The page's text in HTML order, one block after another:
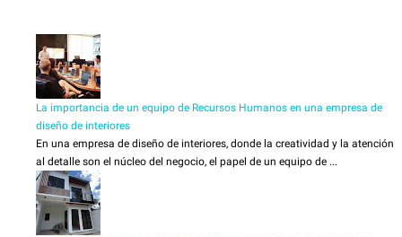
La importancia de un equipo de Recursos Humanos en una empresa de
diseño de interiores
En una empresa de diseño de interiores, donde la creatividad y la atención
al detalle son el núcleo del negocio, el papel de un equipo de ...